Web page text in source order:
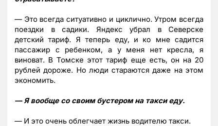
— Это всегда ситуативно и циклично. Утром всегда
поездки в садики. Яндекс убрал в Северске
детский тариф. Я теперь еду, и ко мне садится
пассажир с ребенком, а у меня нет кресла, я
виноват. В Томске этот тариф еще есть, он на 20
рублей дороже. Но люди стараются даже на этом
экономить.
— Я вообще со своим бустером на такси еду.
— И это очень облегчает жизнь водителю такси.